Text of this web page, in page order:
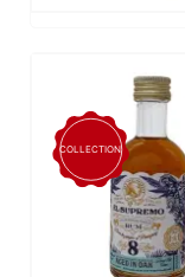
COLLECTION